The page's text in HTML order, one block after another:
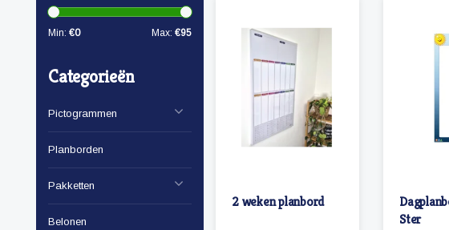
Min: €0 Max: €95
Categorieën
Pictogrammen
Planborden
Pakketten
Belonen
2 weken planbord
Ster